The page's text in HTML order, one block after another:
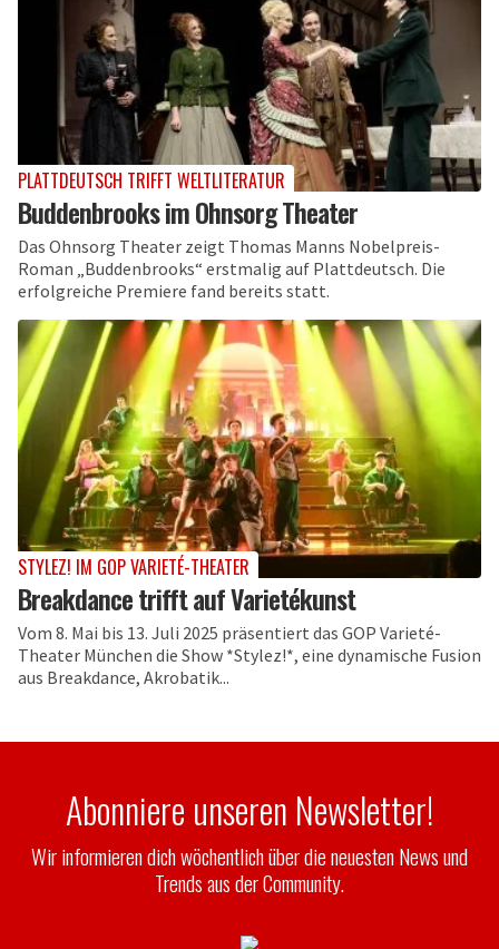
PLATTDEUTSCH TRIFFT WELTLITERATUR
Buddenbrooks im Ohnsorg Theater
Das Ohnsorg Theater zeigt Thomas Manns Nobelpreis-
Roman „Buddenbrooks“ erstmalig auf Plattdeutsch. Die
erfolgreiche Premiere fand bereits statt.
STYLEZ! IM GOP VARIETÉ-THEATER
Breakdance trifft auf Varietékunst
Vom 8. Mai bis 13. Juli 2025 präsentiert das GOP Varieté-
Theater München die Show *Stylez!*, eine dynamische Fusion
aus Breakdance, Akrobatik...
Abonniere unseren Newsletter!
Wir informieren dich wöchentlich über die neuesten News und
Trends aus der Community.